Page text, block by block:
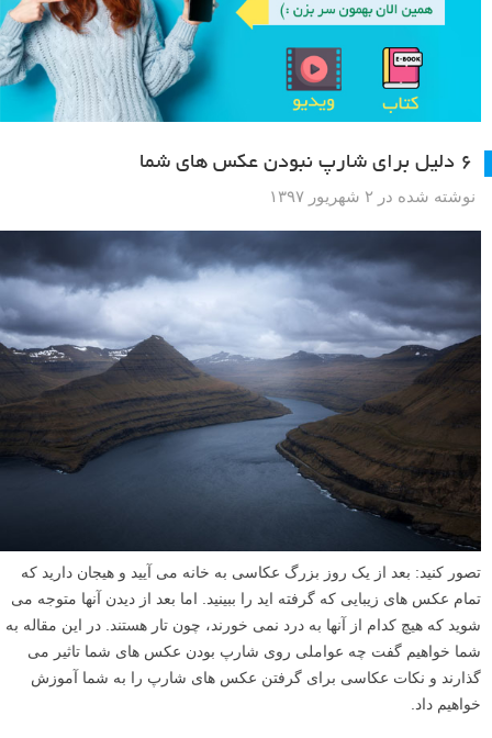
۶ دلیل برای شارپ نبودن عکس های شما
نوشته شده در ۲ شهریور ۱۳۹۷
تصور کنید: بعد از یک روز بزرگ عکاسی به خانه می آیید و هیجان دارید که
تمام عکس های زیبایی که گرفته اید را ببینید. اما بعد از دیدن آنها متوجه می
شوید که هیچ کدام از آنها به درد نمی خورند، چون تار هستند. در این مقاله به
شما خواهیم گفت چه عواملی روی شارپ بودن عکس های شما تاثیر می
گذارند و نکات عکاسی برای گرفتن عکس های شارپ را به شما آموزش
خواهیم داد.